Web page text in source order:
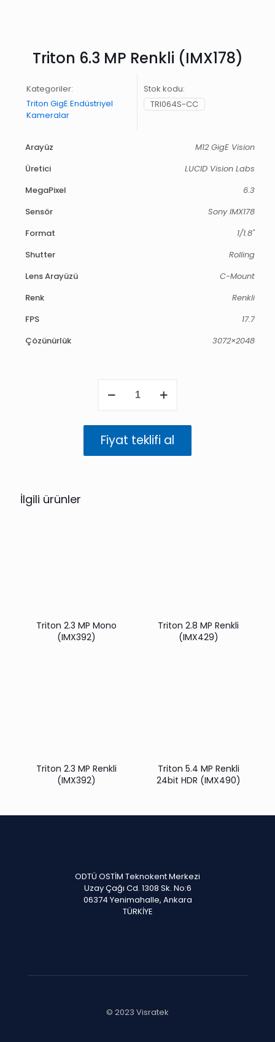
Triton 6.3 MP Renkli (IMX178)
Kategoriler:
Triton GigE Endüstriyel
Kameralar
Stok kodu:
TRI064S-CC
Arayüz
M12 GigE Vision
Üretici
LUCID Vision Labs
MegaPixel
6.3
Sensör
Sony IMX178
Format
1/1.8"
Shutter
Rolling
Lens Arayüzü
C-Mount
Renk
Renkli
FPS
17.7
Çözünürlük
3072×2048
6.3
adet
Fiyat teklifi al
İlgili ürünler
Triton 2.3 MP Mono
(IMX392)
Triton 2.8 MP Renkli
(IMX429)
Triton 2.3 MP Renkli
(IMX392)
Triton 5.4 MP Renkli
24bit HDR (IMX490)
ODTÜ OSTİM Teknokent Merkezi
Uzay Çağı Cd. 1308 Sk. No:6
06374 Yenimahalle, Ankara
TÜRKİYE
© 2023 Visratek